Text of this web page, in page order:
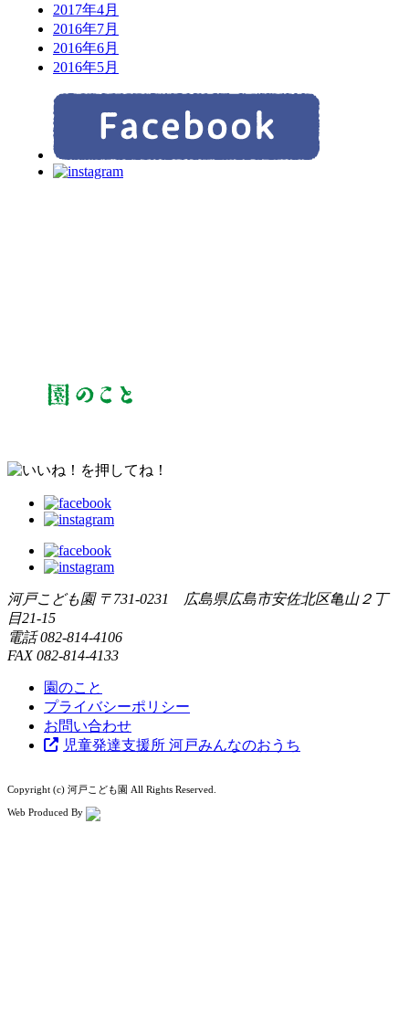
2017年4月
2016年7月
2016年6月
2016年5月
河戸こども園〒731-0231 広島県広島市安佐北区亀山２丁
目21-15
電話082-814-4106
FAX082-814-4133
園のこと
プライバシーポリシー
お問い合わせ
児童発達支援所 河戸みんなのおうち
Copyright (c) 河戸こども園 All Rights Reserved.
Web Produced By